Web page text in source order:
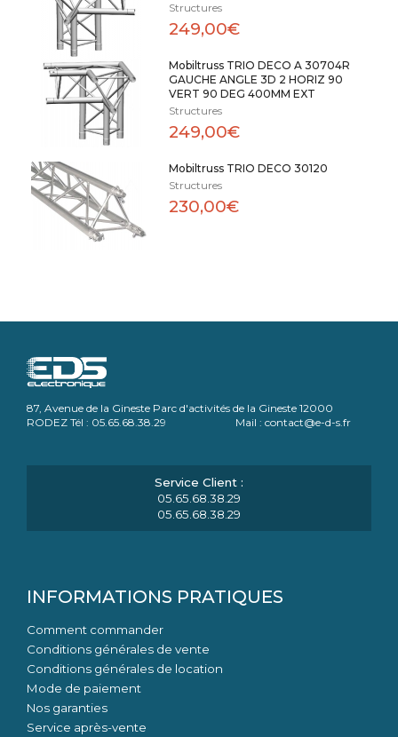
Structures
249,00€
Mobiltruss TRIO DECO A 30704R
GAUCHE ANGLE 3D 2 HORIZ 90
VERT 90 DEG 400MM EXT
Structures
249,00€
Mobiltruss TRIO DECO 30120
Structures
230,00€
87, Avenue de la Gineste Parc d'activités de la Gineste 12000
RODEZ Tél : 05.65.68.38.29 Mail : contact@e-d-s.fr
05.65.68.38.29
05.65.68.38.29
INFORMATIONS PRATIQUES
Comment commander
Conditions générales de vente
Conditions générales de location
Mode de paiement
Nos garanties
Service après-vente